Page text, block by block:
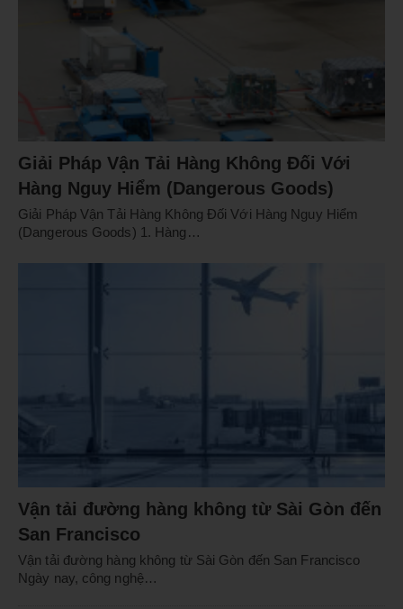
Giải Pháp Vận Tải Hàng Không Đối Với
Hàng Nguy Hiểm (Dangerous Goods)
Giải Pháp Vận Tải Hàng Không Đối Với Hàng Nguy Hiểm
(Dangerous Goods) 1. Hàng…
Vận tải đường hàng không từ Sài Gòn đến
San Francisco
Vận tải đường hàng không từ Sài Gòn đến San Francisco
Ngày nay, công nghệ…